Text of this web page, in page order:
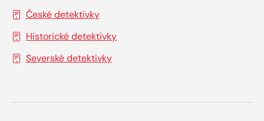
České detektivky
Historické detektivky
Severské detektivky